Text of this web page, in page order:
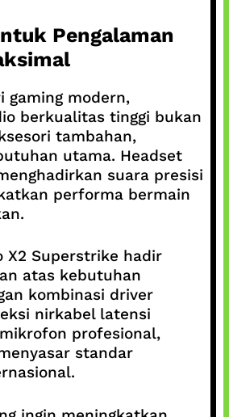
Pengalaman
gaming modern,
berkualitas tinggi bukan
tambahan,
utama. Headset
suara presisi
performa bermain
X2 Superstrike hadir
atas kebutuhan
kombinasi driver
nirkabel latensi
profesional,
standar